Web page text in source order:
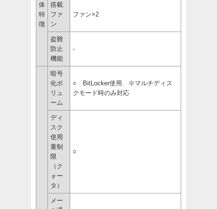
体
特
徴
搭載
ファ
ン
ファン×2
盗難
防止
機能
-
暗号
化ボ
リュ
ーム
○ BitLocker使用 ※マルチディス
クモード時のみ対応
ディ
スク
使用
量制
限
（ク
ォー
タ）
○
メー